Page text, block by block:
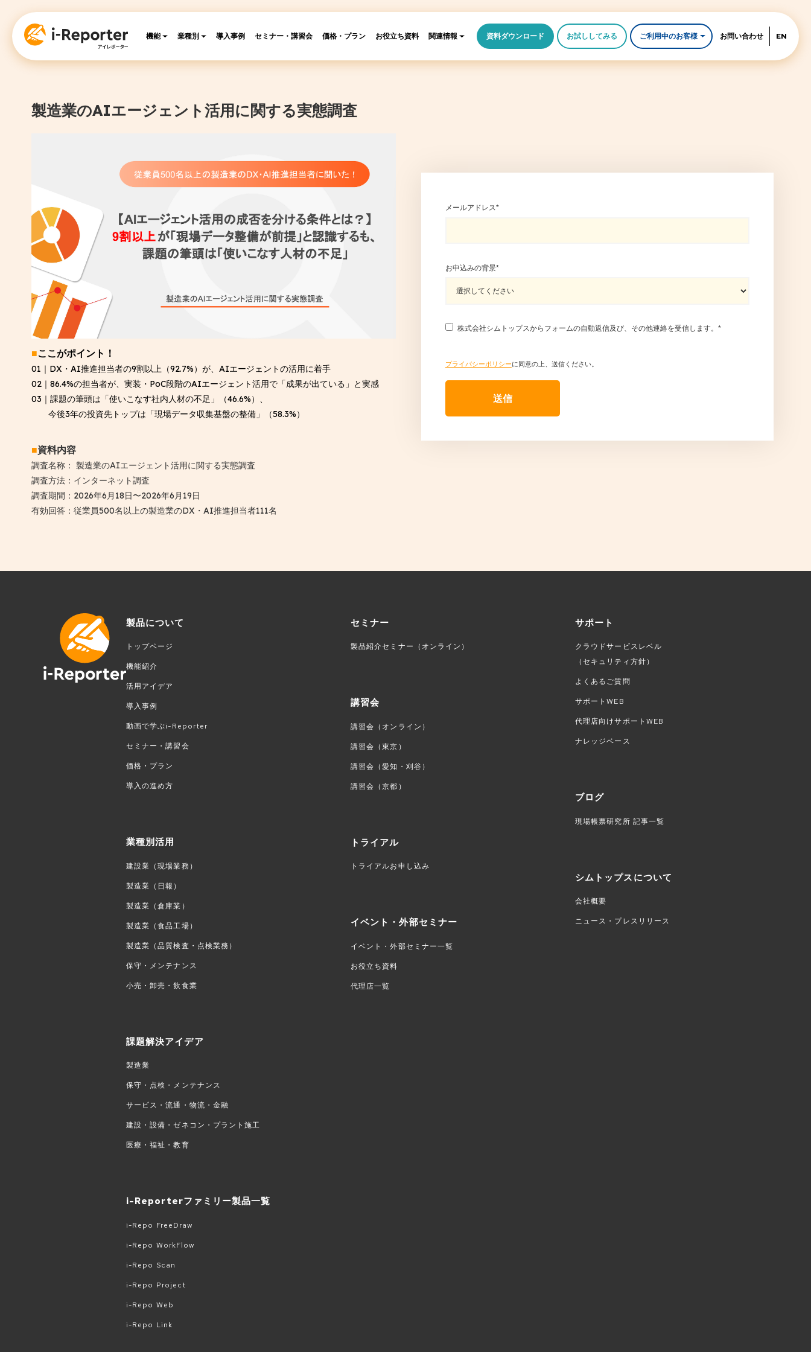
機能 業種別 導入事例 セミナー・講習会 価格・プラン お役立ち資料 関連情報 資料ダウンロード お試ししてみる ご利用中のお客様 お問い合わせ EN
製造業のAIエージェント活用に関する実態調査
■ここがポイント！
01｜DX・AI推進担当者の9割以上（92.7%）が、AIエージェントの活用に着手
02｜86.4%の担当者が、実装・PoC段階のAIエージェント活用で「成果が出ている」と実感
03｜課題の筆頭は「使いこなす社内人材の不足」（46.6%）、
今後3年の投資先トップは「現場データ収集基盤の整備」（58.3%）
■資料内容
調査名称： 製造業のAIエージェント活用に関する実態調査
調査方法：インターネット調査
調査期間：2026年6月18日〜2026年6月19日
有効回答：従業員500名以上の製造業のDX・AI推進担当者111名
メールアドレス*
お申込みの背景*
株式会社シムトップスからフォームの自動返信及び、その他連絡を受信します。 *
プライバシーポリシーに同意の上、送信ください。
製品について
トップページ
機能紹介
活用アイデア
導入事例
動画で学ぶi-Reporter
セミナー・講習会
価格・プラン
導入の進め方
業種別活用
建設業（現場業務）
製造業（日報）
製造業（倉庫業）
製造業（食品工場）
製造業（品質検査・点検業務）
保守・メンテナンス
小売・卸売・飲食業
課題解決アイデア
製造業
保守・点検・メンテナンス
サービス・流通・物流・金融
建設・設備・ゼネコン・プラント施工
医療・福祉・教育
i-Reporterファミリー製品一覧
i-Repo FreeDraw
i-Repo WorkFlow
i-Repo Scan
i-Repo Project
i-Repo Web
i-Repo Link
セミナー
製品紹介セミナー（オンライン）
講習会
講習会（オンライン）
講習会（東京）
講習会（愛知・刈谷）
講習会（京都）
トライアル
トライアルお申し込み
イベント・外部セミナー
イベント・外部セミナー一覧
お役立ち資料
代理店一覧
サポート
クラウドサービスレベル
（セキュリティ方針）
よくあるご質問
サポートWEB
代理店向けサポートWEB
ナレッジベース
ブログ
現場帳票研究所 記事一覧
シムトップスについて
会社概要
ニュース・プレスリリース